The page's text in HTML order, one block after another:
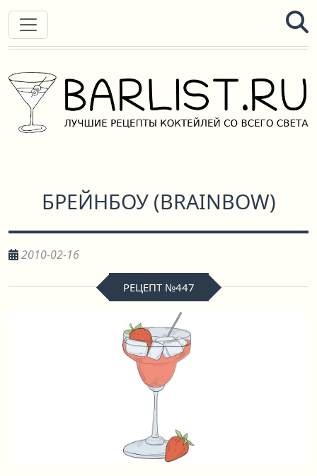
БРЕЙНБОУ(BRAINBOW)
2010-02-16
РЕЦЕПТ №447